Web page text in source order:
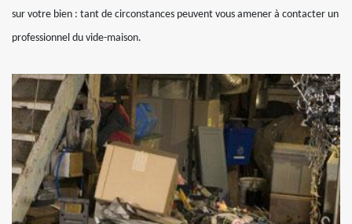
sur votre bien : tant de circonstances peuvent vous amener à contacter un
professionnel du vide-maison.